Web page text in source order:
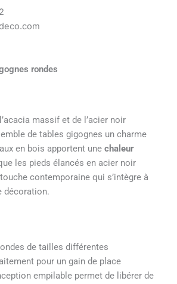
rondes
massif et de l’acier noir
de tables gigognes un charme
en bois apportent une chaleur
les pieds élancés en acier noir
contemporaine qui s’intègre à
décoration.
de tailles différentes
pour un gain de place
empilable permet de libérer de